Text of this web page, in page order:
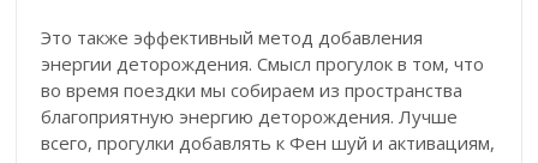
Это также эффективный метод добавления
энергии деторождения. Смысл прогулок в том, что
во время поездки мы собираем из пространства
благоприятную энергию деторождения. Лучше
всего, прогулки добавлять к Фен шуй и активациям,